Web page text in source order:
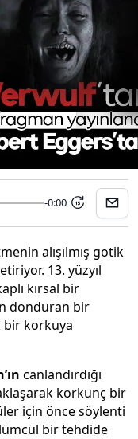
-0:00 15
alışılmış gotik
13. yüzyıl
kırsal bir
donduran bir
bir korkuya
canlandırdığı
korkunç bir
için önce söylenti
bir tehdide